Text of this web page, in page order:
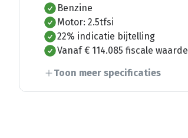
Benzine
Motor: 2.5tfsi
22% indicatie bijtelling
Vanaf € 114.085 fiscale waarde
Toon meer specificaties